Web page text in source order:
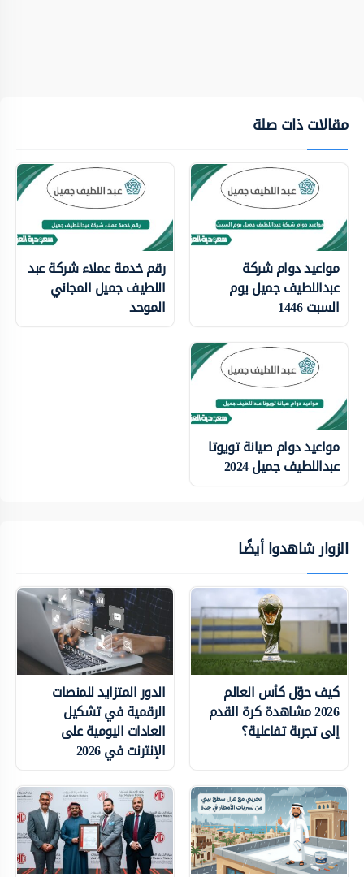
مقالات ذات صلة
مواعيد دوام شركة
عبداللطيف جميل يوم
السبت 1446
رقم خدمة عملاء شركة عبد
اللطيف جميل المجاني
الموحد
مواعيد دوام صيانة تويوتا
عبداللطيف جميل 2024
الزوار شاهدوا أيضًا
كيف حوّل كأس العالم
2026 مشاهدة كرة القدم
إلى تجربة تفاعلية؟
الدور المتزايد للمنصات
الرقمية في تشكيل
العادات اليومية على
الإنترنت في 2026